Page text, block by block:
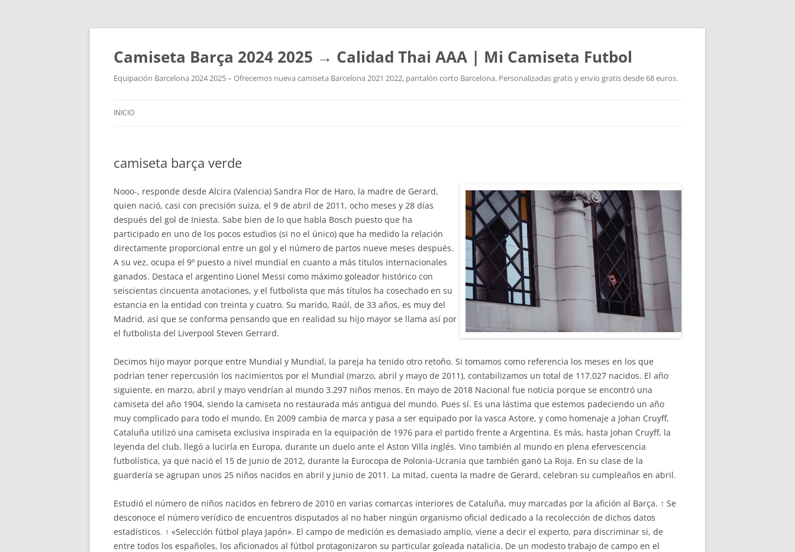
Camiseta Barça 2024 2025 → Calidad Thai AAA | Mi Camiseta Futbol
Equipación Barcelona 2024 2025 – Ofrecemos nueva camiseta Barcelona 2021 2022, pantalón corto Barcelona. Personalizadas gratis y envío gratis desde 68 euros.
INICIO
camiseta barça verde
Nooo-, responde desde Alcira (Valencia) Sandra Flor de Haro, la madre de Gerard,
quien nació, casi con precisión suiza, el 9 de abril de 2011, ocho meses y 28 días
después del gol de Iniesta. Sabe bien de lo que habla Bosch puesto que ha
participado en uno de los pocos estudios (si no el único) que ha medido la relación
directamente proporcional entre un gol y el número de partos nueve meses después.
A su vez, ocupa el 9º puesto a nivel mundial en cuanto a más títulos internacionales
ganados. Destaca el argentino Lionel Messi como máximo goleador histórico con
seiscientas cincuenta anotaciones, y el futbolista que más títulos ha cosechado en su
estancia en la entidad con treinta y cuatro. Su marido, Raúl, de 33 años, es muy del
Madrid, así que se conforma pensando que en realidad su hijo mayor se llama así por
el futbolista del Liverpool Steven Gerrard.
Decimos hijo mayor porque entre Mundial y Mundial, la pareja ha tenido otro retoño. Si tomamos como referencia los meses en los que
podrían tener repercusión los nacimientos por el Mundial (marzo, abril y mayo de 2011), contabilizamos un total de 117.027 nacidos. El año
siguiente, en marzo, abril y mayo vendrían al mundo 3.297 niños menos. En mayo de 2018 Nacional fue noticia porque se encontró una
camiseta del año 1904, siendo la camiseta no restaurada más antigua del mundo. Pues sí. Es una lástima que estemos padeciendo un año
muy complicado para todo el mundo. En 2009 cambia de marca y pasa a ser equipado por la vasca Astore, y como homenaje a Johan Cruyff,
Cataluña utilizó una camiseta exclusiva inspirada en la equipación de 1976 para el partido frente a Argentina. Es más, hasta Johan Cruyff, la
leyenda del club, llegó a lucirla en Europa, durante un duelo ante el Aston Villa inglés. Vino también al mundo en plena efervescencia
futbolística, ya que nació el 15 de junio de 2012, durante la Eurocopa de Polonia-Ucrania que también ganó La Roja. En su clase de la
guardería se agrupan unos 25 niños nacidos en abril y junio de 2011. La mitad, cuenta la madre de Gerard, celebran su cumpleaños en abril.
Estudió el número de niños nacidos en febrero de 2010 en varias comarcas interiores de Cataluña, muy marcadas por la afición al Barça. ↑ Se
desconoce el número verídico de encuentros disputados al no haber ningún organismo oficial dedicado a la recolección de dichos datos
estadísticos. ↑ «Selección fútbol playa Japón». El campo de medición es demasiado amplio, viene a decir el experto, para discriminar si, de
entre todos los españoles, los aficionados al fútbol protagonizaron su particular goleada natalicia. De un modesto trabajo de campo en el